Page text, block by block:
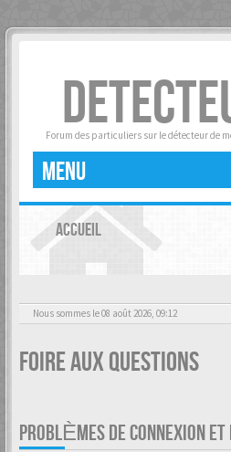
Forum des particuliers sur le détecteur de
MENU
ACCUEIL
Nous sommes le 08 août 2026, 09:12
Foire aux questions
PROBLÈMES DE CONNEXION ET